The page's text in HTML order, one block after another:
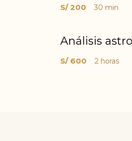
S/ 200 30 min
Análisis
S/ 600 2 horas